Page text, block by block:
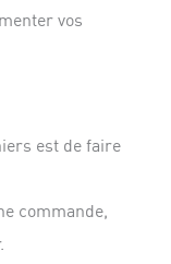
vos
est de faire
commande,